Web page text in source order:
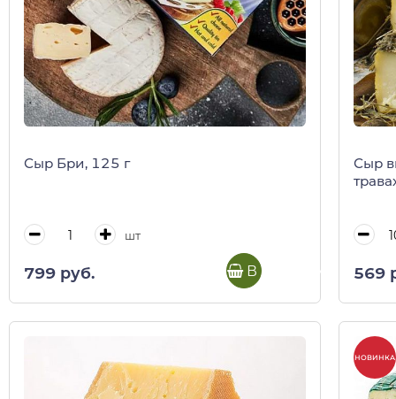
Сыр Бри, 125 г
шт
799 руб. В корзину
Сыр
569
НОВИНКА